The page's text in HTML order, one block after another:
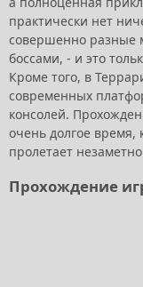
практически нет
совершенно разные
боссами, - и это
Кроме того, в
современных
консолей.
очень долгое время,
пролетает
Прохождение